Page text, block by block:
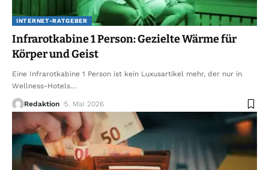
INTERNET-RATGEBER
Infrarotkabine 1 Person: Gezielte Wärme für
Körper und Geist
Eine Infrarotkabine 1 Person ist kein Luxusartikel mehr, der nur in
Wellness-Hotels…
Redaktion 5. Mai 2026